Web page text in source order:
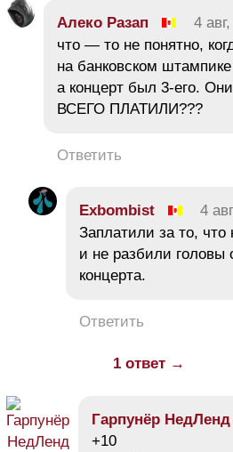
Алеко Разап 4
что — то не понятно,
на банковском штампике
а концерт был 3-его.
ВСЕГО ПЛАТИЛИ???
Ответить
Exbombist 4
Заплатили за то, что
и не разбили головы
концерта.
Ответить
1 ответ →
Гарпунёр НедЛенд
+10